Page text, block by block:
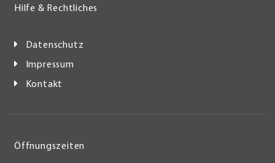
Hilfe & Rechtliches
Datenschutz
Impressum
Kontakt
Öffnungszeiten